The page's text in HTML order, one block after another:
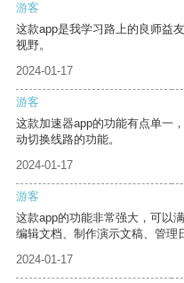
游客
这款app是我学习路上的良师益
视野。
2024-01-17
游客
这款加速器app的功能有点单一
动切换线路的功能。
2024-01-17
游客
这款app的功能非常强大，可以
编辑文档、制作演示文稿、管理
2024-01-17